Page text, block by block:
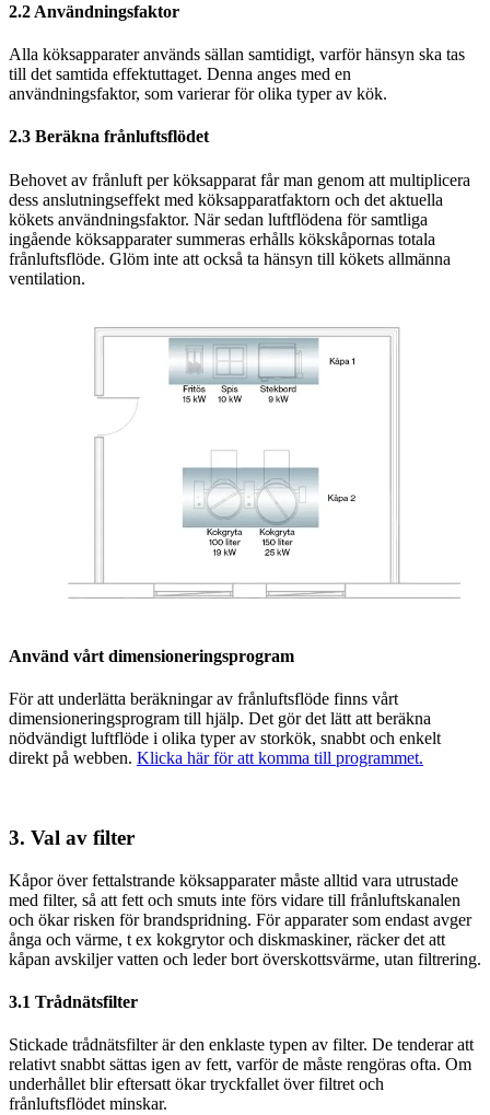
2.2 Användningsfaktor
Alla köksapparater används sällan samtidigt, varför hänsyn ska tas
till det samtida effektuttaget. Denna anges med en
användningsfaktor, som varierar för olika typer av kök.
2.3 Beräkna frånluftsflödet
Behovet av frånluft per köksapparat får man genom att multiplicera
dess anslutningseffekt med köksapparatfaktorn och det aktuella
kökets användningsfaktor. När sedan luftflödena för samtliga
ingående köksapparater summeras erhålls kökskåpornas totala
frånluftsflöde. Glöm inte att också ta hänsyn till kökets allmänna
ventilation.
Använd vårt dimensioneringsprogram
För att underlätta beräkningar av frånluftsflöde finns vårt
dimensioneringsprogram till hjälp. Det gör det lätt att beräkna
nödvändigt luftflöde i olika typer av storkök, snabbt och enkelt
direkt på webben. Klicka här för att komma till programmet.
3. Val av filter
Kåpor över fettalstrande köksapparater måste alltid vara utrustade
med filter, så att fett och smuts inte förs vidare till frånluftskanalen
och ökar risken för brandspridning. För apparater som endast avger
ånga och värme, t ex kokgrytor och diskmaskiner, räcker det att
kåpan avskiljer vatten och leder bort överskottsvärme, utan filtrering.
3.1 Trådnätsfilter
Stickade trådnätsfilter är den enklaste typen av filter. De tenderar att
relativt snabbt sättas igen av fett, varför de måste rengöras ofta. Om
underhållet blir eftersatt ökar tryckfallet över filtret och
frånluftsflödet minskar.